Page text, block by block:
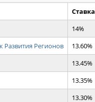
Ставка
14%
Развития Регионов
13.60%
13.45%
13.35%
13.30%